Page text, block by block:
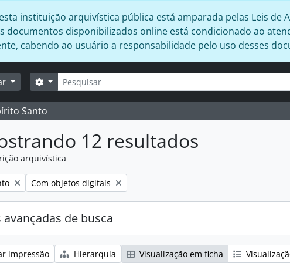
instituição arquivística pública está amparada pelas Leis de
documentos disponibilizados online está condicionado ao
cabendo ao usuário a responsabilidade pelo uso desses
Buscar
Opções de busca
Santo
12 resultados
arquivística
Remover filtro:
Com objetos digitais
avançadas de busca
impressão Hierarquia Visualização em ficha